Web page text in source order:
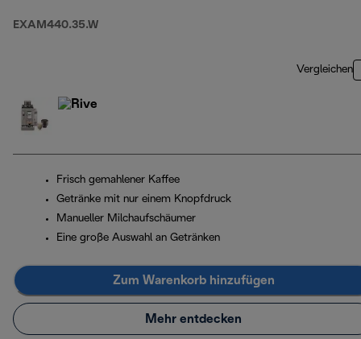
EXAM440.35.W
Vergleichen
Frisch gemahlener Kaffee
Getränke mit nur einem Knopfdruck
Manueller Milchaufschäumer
Eine große Auswahl an Getränken
Zum Warenkorb hinzufügen
Mehr entdecken